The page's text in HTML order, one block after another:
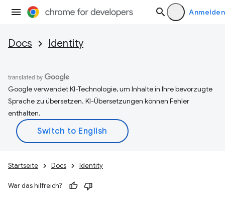
Anmelden
Docs Identity
Google verwendet KI-Technologie, um Inhalte in Ihre bevorzugte
Sprache zu übersetzen. KI-Übersetzungen können Fehler
enthalten.
Startseite Docs Identity
War das hilfreich?